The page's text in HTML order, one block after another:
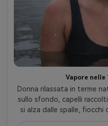
Vapore nelle
Donna rilassata in terme
sullo sfondo, capelli
si alza dalle spalle, fiocchi
pelle, luce diffusa e